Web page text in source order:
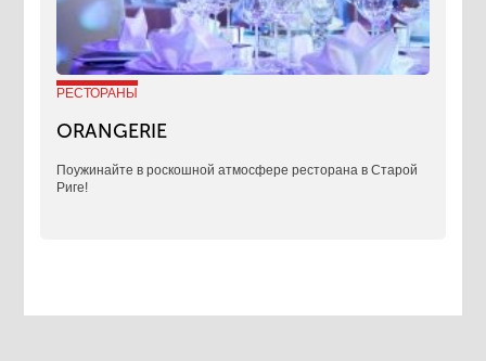
РЕСТОРАНЫ
ORANGERIE
Поужинайте в роскошной атмосфере ресторана в Старой
Риге!